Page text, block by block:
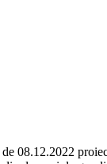
de 08.12.2022